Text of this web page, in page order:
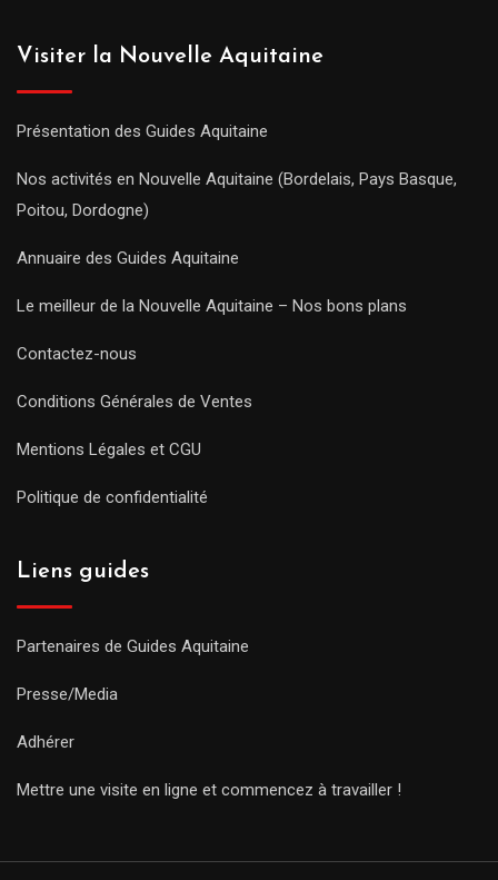
Visiter la Nouvelle Aquitaine
Présentation des Guides Aquitaine
Nos activités en Nouvelle Aquitaine (Bordelais, Pays Basque,
Poitou, Dordogne)
Annuaire des Guides Aquitaine
Le meilleur de la Nouvelle Aquitaine – Nos bons plans
Contactez-nous
Conditions Générales de Ventes
Mentions Légales et CGU
Politique de confidentialité
Liens guides
Partenaires de Guides Aquitaine
Presse/Media
Adhérer
Mettre une visite en ligne et commencez à travailler !